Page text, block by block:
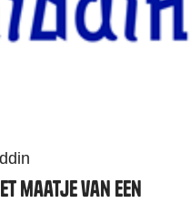
maatje van een